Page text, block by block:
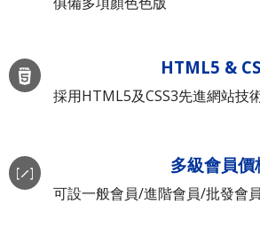
HTML5 &
採用HTML5及CSS3先進網站技
多級會員價
可設一般會員/進階會員/批發會員